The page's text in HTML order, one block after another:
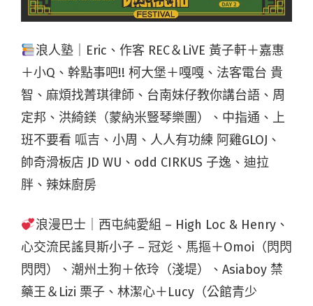
浪人塾｜Eric、作客 REC＆LiVE 黃子軒＋嘉惠
＋小Q、幹點事吧!! 柯大堡＋嘎嘎、法客電台 貴
智、麻煩找菁琪律師、台南妹仔教你講台語、周
定邦、洪綺鎂（蒙納米豎琴樂團）、中指通、上
班不要看 呱吉、小周、人人有功練 阿雞GLOJ、
帥奇滑板店 JD WU、odd CIRKUS 子逸、迪拉
胖、辣妹廚房
浪漫巴士｜西屯純愛組 – High Loc & Henry、
心交流民謠貝斯小子 – 冠彣、馬摳＋Omoi（閃閃
閃閃）、潮州土狗＋依玲（淺堤）、Asiaboy 禁
藥王＆Lizi 栗子、林潔心＋Lucy（公館青少